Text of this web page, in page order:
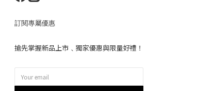
訂閱專屬優惠
搶先掌握新品上市﹑獨家優惠與限量好禮！